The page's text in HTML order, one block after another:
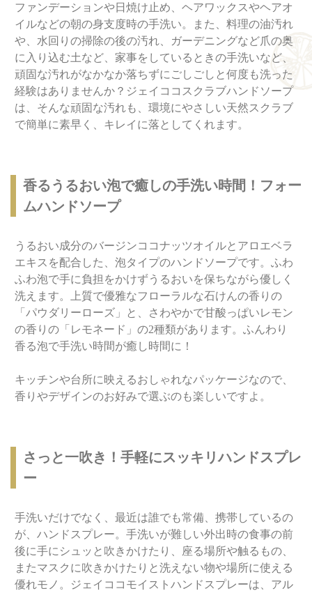
ファンデーションや日焼け止め、ヘアワックスやヘアオ
イルなどの朝の身支度時の手洗い。また、料理の油汚れ
や、水回りの掃除の後の汚れ、ガーデニングなど爪の奥
に入り込む土など、家事をしているときの手洗いなど、
頑固な汚れがなかなか落ちずにごしごしと何度も洗った
経験はありませんか？ジェイココスクラブハンドソープ
は、そんな頑固な汚れも、環境にやさしい天然スクラブ
で簡単に素早く、キレイに落としてくれます。
香るうるおい泡で癒しの手洗い時間！フォー
ムハンドソープ
うるおい成分のバージンココナッツオイルとアロエベラ
エキスを配合した、泡タイプのハンドソープです。ふわ
ふわ泡で手に負担をかけずうるおいを保ちながら優しく
洗えます。上質で優雅なフローラルな石けんの香りの
「パウダリーローズ」と、さわやかで甘酸っぱいレモン
の香りの「レモネード」の2種類があります。ふんわり
香る泡で手洗い時間が癒し時間に！
キッチンや台所に映えるおしゃれなパッケージなので、
香りやデザインのお好みで選ぶのも楽しいですよ。
さっと一吹き！手軽にスッキリハンドスプレ
ー
手洗いだけでなく、最近は誰でも常備、携帯しているの
が、ハンドスプレー。手洗いが難しい外出時の食事の前
後に手にシュッと吹きかけたり、座る場所や触るもの、
またマスクに吹きかけたりと洗えない物や場所に使える
優れモノ。ジェイココモイストハンドスプレーは、アル